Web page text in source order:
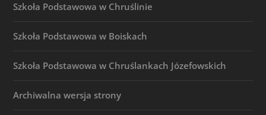
Szkoła Podstawowa w Chruślinie
Szkoła Podstawowa w Boiskach
Szkoła Podstawowa w Chruślankach Józefowskich
Archiwalna wersja strony